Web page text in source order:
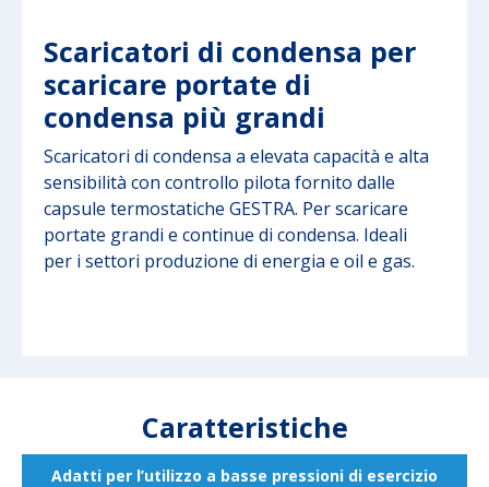
Scaricatori di condensa per
scaricare portate di
condensa più grandi
Scaricatori di condensa a elevata capacità e alta
sensibilità con controllo pilota fornito dalle
capsule termostatiche GESTRA. Per scaricare
portate grandi e continue di condensa. Ideali
per i settori produzione di energia e oil e gas.
Caratteristiche
Adatti per l’utilizzo a basse pressioni di esercizio